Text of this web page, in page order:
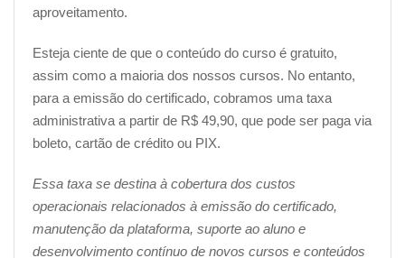
aproveitamento.
Esteja ciente de que o conteúdo do curso é gratuito,
assim como a maioria dos nossos cursos. No entanto,
para a emissão do certificado, cobramos uma taxa
administrativa a partir de R$ 49,90, que pode ser paga via
boleto, cartão de crédito ou PIX.
Essa taxa se destina à cobertura dos custos
operacionais relacionados à emissão do certificado,
manutenção da plataforma, suporte ao aluno e
desenvolvimento contínuo de novos cursos e conteúdos